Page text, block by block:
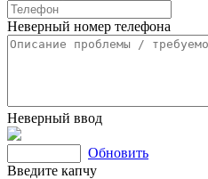
Неверный номер телефона
Неверный ввод
Обновить
Введите капчу